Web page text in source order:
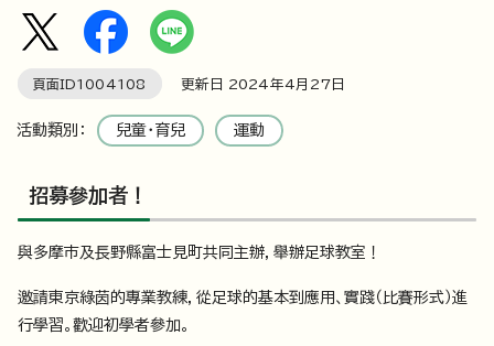
頁面ID1004108 更新日 2024年4月 27 日
活動類別： 兒童・育兒 運動
招募參加者！
與多摩市及長野縣富士見町共同主辦，舉辦足球教室！
邀請東京綠茵的專業教練，從足球的基本到應用、實踐（比賽形式）進
行學習。歡迎初學者參加。